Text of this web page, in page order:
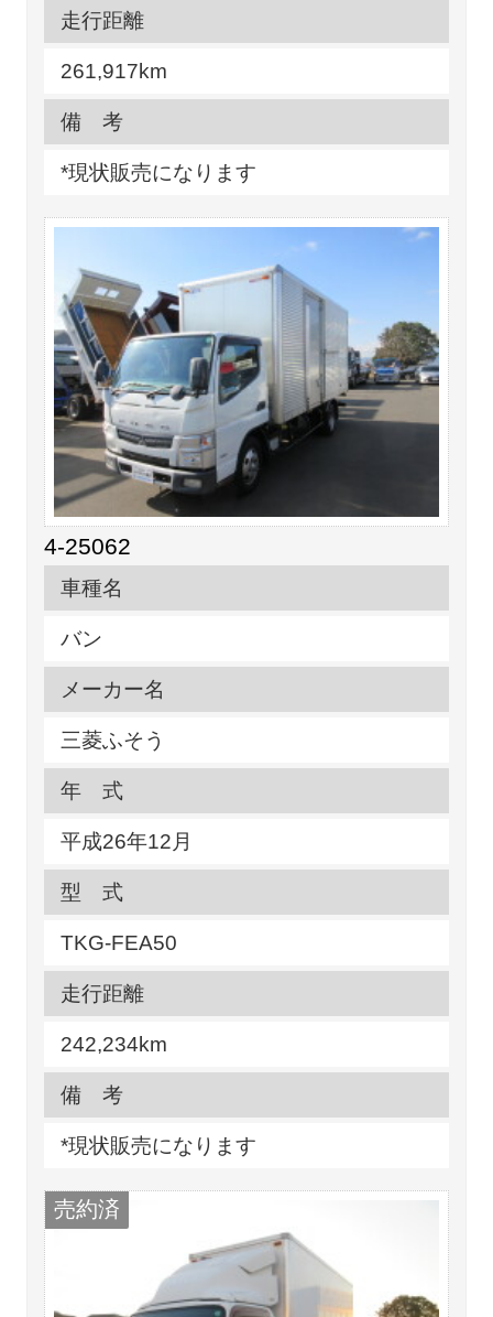
走行距離
261,917km
備 考
*現状販売になります
4-25062
車種名
バン
メーカー名
三菱ふそう
年 式
平成26年12月
型 式
TKG-FEA50
走行距離
242,234km
備 考
*現状販売になります
売約済